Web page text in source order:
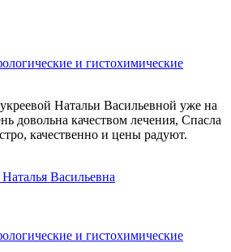
и гистохимические
Натальи Васильевной уже на
довольна качеством лечения, Спасла
качественно и цены радуют.
Васильевна
и гистохимические